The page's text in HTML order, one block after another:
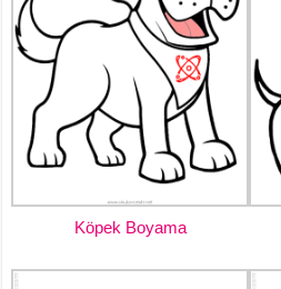
Köpek Boyama